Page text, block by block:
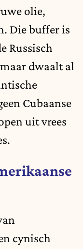
olie,
Die buffer is
Russisch
dwaalt al
Cubaanse
uit vrees
cynisch